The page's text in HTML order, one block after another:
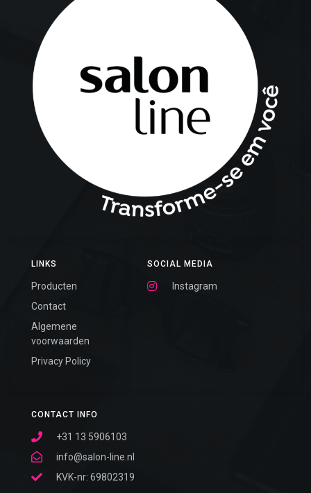
CONTACT INFO
+31 13 5906103
info@salon-line.nl
KVK-nr: 69802319
SOCIAL MEDIA
Instagram
LINKS
Producten
Contact
Algemene
voorwaarden
Privacy Policy